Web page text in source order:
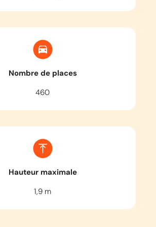
Nombre de places
460
Hauteur maximale
1,9 m